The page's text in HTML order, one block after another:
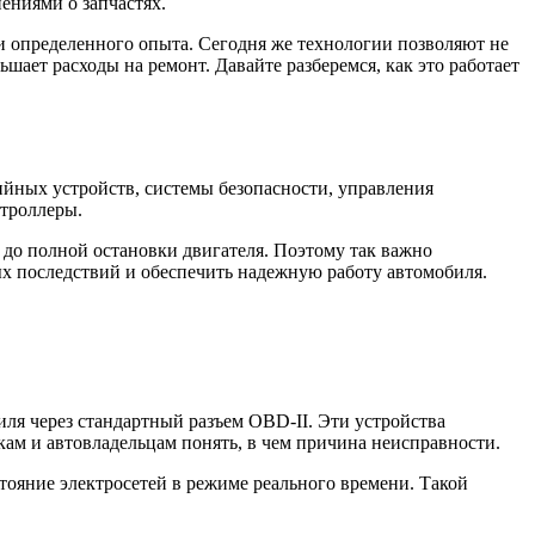
опыта. Сегодня же технологии позволяют не
расходы на ремонт. Давайте разберемся, как это работает
устройств, системы безопасности, управления
полной остановки двигателя. Поэтому так важно
и обеспечить надежную работу автомобиля.
через стандартный разъем OBD-II. Эти устройства
и автовладельцам понять, в чем причина неисправности.
электросетей в режиме реального времени. Такой